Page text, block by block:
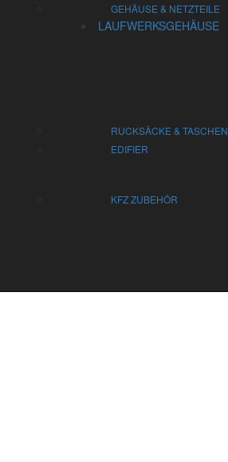
GEHÄUSE & NETZTEILE
LAUFWERKSGEHÄUSE
RUCKSÄCKE & TASCHEN
EDIFIER
KFZ ZUBEHÖR